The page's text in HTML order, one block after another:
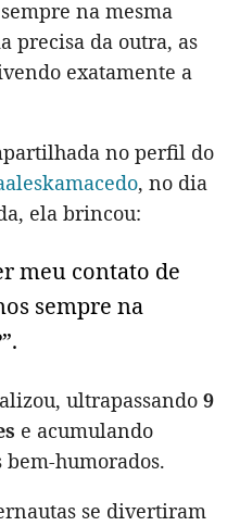
na mesma
precisa da outra, as
exatamente a
no perfil do
, no dia
ela brincou:
meu contato de
sempre na
ultrapassando 9
e acumulando
humorados.
se divertiram